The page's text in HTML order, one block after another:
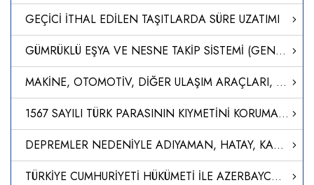
GEÇİCİ İTHAL EDİLEN TAŞITLARDA SÜRE UZATIMI
GÜMRÜKLÜ EŞYA VE NESNE TAKİP SİSTEMİ (GENTSİS)
MAKİNE, OTOMOTİV, DİĞER ULAŞIM ARAÇLARI, ELEKTRİK VE ELEKTRONİK SEKTÖRÜ ÜRÜNLERİNE İLİŞKİN DAHİLDE İŞLEME REJİMİ GENELGESİNDE DEĞİŞİKLİK YAPILMASI HAKKINDA GENELGE
1567 SAYILI TÜRK PARASININ KIYMETİNİ KORUMA HAKKINDA KANUN KAPSAMINDA ALINACAK ÜCRETLERE İLİŞKİN YÖNETMELİKTE DEĞİŞİKLİK YAPILMASINA DAİR YÖNETMELİK
DEPREMLER NEDENİYLE ADIYAMAN, HATAY, KAHRAMANMARAŞ VE MALATYA İLLERİ İLE GAZİANTEP İLİNİN İSLAHİYE VE NURDAĞI İLÇELERİNDE DEVAM EDEN MÜCBİR SEBEBE İSTİNADEN, 7256 SAYILI BAZI ALACAKLARIN YENİDEN YAPILANDIRILMASI İLE BAZI KANUNLARDA DEĞİŞİKLİK YAPILMASI HA
TÜRKİYE CUMHURİYETİ HÜKÜMETİ İLE AZERBAYCAN CUMHURİYETİ HÜKÜMETİ ARASINDA 'TERCİHLİ TİCARET ANLAŞMASI'NI TADİL EDEN PROTOKOLÜN ONAYLANMASI HAKKINDA KARAR (KARAR SAYISI: 8512)